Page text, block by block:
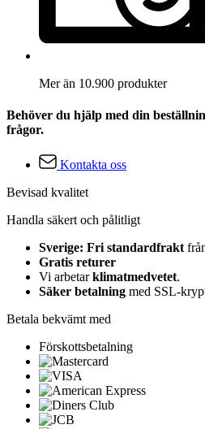
Mer än 10.900 produkter
Behöver du hjälp med din
frågor.
Kontakta oss
Bevisad kvalitet
Handla säkert och pålitligt
Sverige: Fri standardfrakt
Gratis returer
Vi arbetarklimatmedvetet.
Säker betalning med SSL-
Betala bekvämt med
Förskottsbetalning